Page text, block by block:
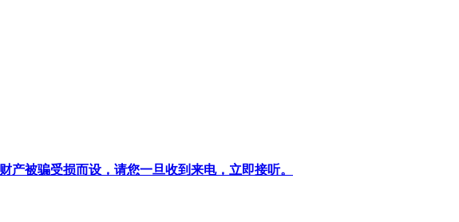
产被骗受损而设，请您一旦收到来电，立即接听。